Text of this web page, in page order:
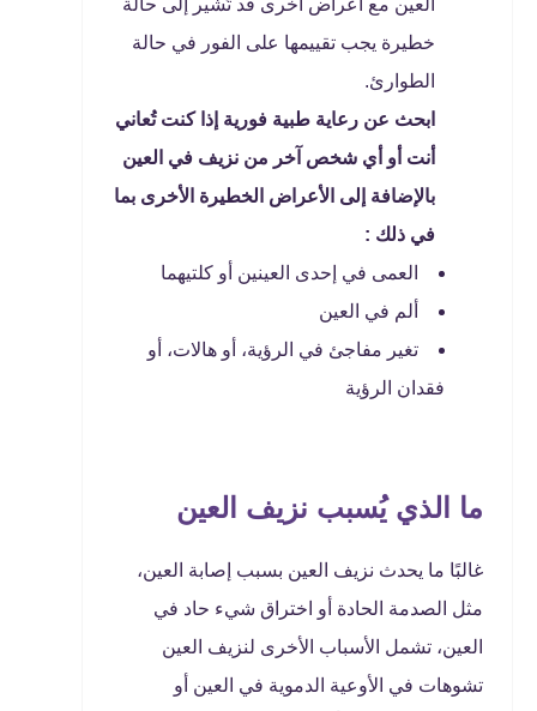
العين مع أعراض أخرى قد تُشير إلى حالة
خطيرة يجب تقييمها على الفور في حالة
الطوارئ.
ابحث عن رعاية طبية فورية إذا كنت تُعاني
أنت أو أي شخص آخر من نزيف في العين
بالإضافة إلى الأعراض الخطيرة الأخرى بما
في ذلك :
العمى في إحدى العينين أو كلتيهما
ألم في العين
تغير مفاجئ في الرؤية، أو هالات، أو
فقدان الرؤية
ما الذي يُسبب نزيف العين
غالبًا ما يحدث نزيف العين بسبب إصابة العين،
مثل الصدمة الحادة أو اختراق شيء حاد في
العين، تشمل الأسباب الأخرى لنزيف العين
تشوهات في الأوعية الدموية في العين أو